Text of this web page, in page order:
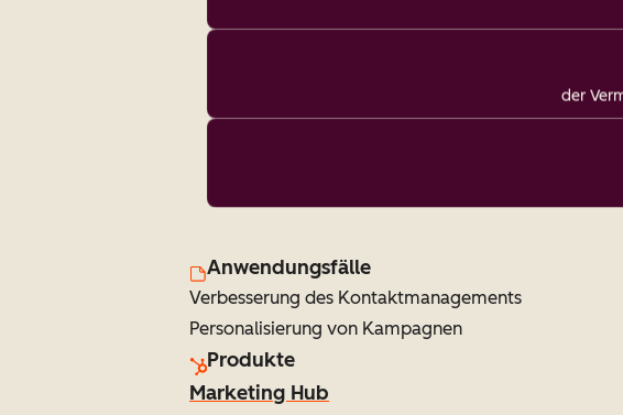
der
Anwendungsfälle
Verbesserung des Kontaktmanagements
Personalisierung von Kampagnen
Produkte
Marketing Hub